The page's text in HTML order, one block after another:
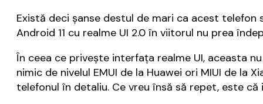
Există deci șanse destul de mari ca acest
Android 11 cu realme UI 2.0 în viitorul nu prea
În ceea ce privește interfața realme UI, aceasta
nimic de nivelul EMUI de la Huawei ori MIUI de
telefonul în detaliu. Ce vreu însă să repet, este